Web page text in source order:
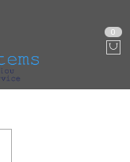
0
& DIY